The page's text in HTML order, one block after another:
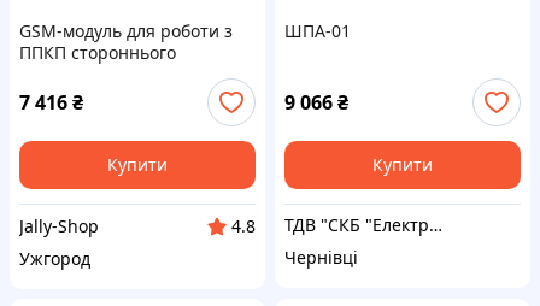
GSM-модуль для роботи з
ППКП стороннього
виробництва Тирас МЦА-
GSM.4
7 416₴
Купити
Jally-Shop
4.8
Ужгород
ШПА-01
9 066₴
Купити
ТДВ "СКБ "Електронмаш"
Чернівці